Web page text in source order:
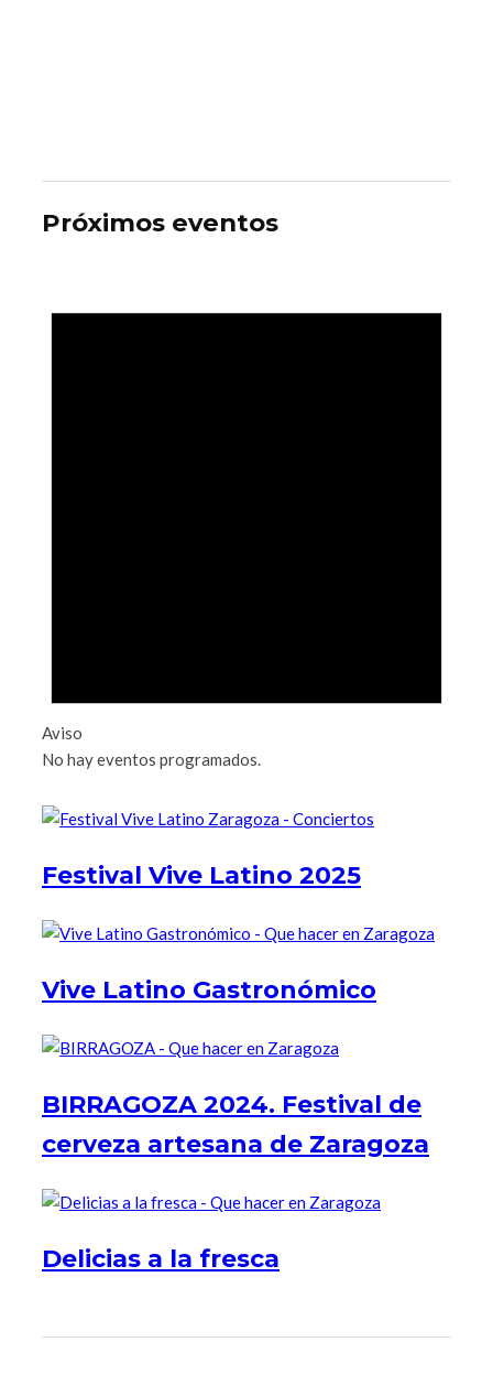
Próximos eventos
Aviso
No hay eventos programados.
Festival Vive Latino 2025
Vive Latino Gastronómico
BIRRAGOZA 2024. Festival de
cerveza artesana de Zaragoza
Delicias a la fresca